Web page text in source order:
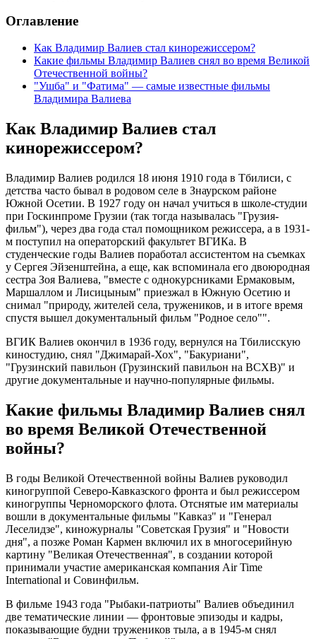
Оглавление
Как Владимир Валиев стал кинорежиссером?
Какие фильмы Владимир Валиев снял во время Великой
Отечественной войны?
"Ушба" и "Фатима" — самые известные фильмы
Владимира Валиева
Как Владимир Валиев стал
кинорежиссером?
Владимир Валиев родился 18 июня 1910 года в Тбилиси, с
детства часто бывал в родовом селе в Знаурском районе
Южной Осетии. В 1927 году он начал учиться в школе-студии
при Госкинпроме Грузии (так тогда называлась "Грузия-
фильм"), через два года стал помощником режиссера, а в 1931-
м поступил на операторский факультет ВГИКа. В
студенческие годы Валиев поработал ассистентом на съемках
у Сергея Эйзенштейна, а еще, как вспоминала его двоюродная
сестра Зоя Валиева, "вместе с однокурсниками Ермаковым,
Маршаллом и Лисицыным" приезжал в Южную Осетию и
снимал "природу, жителей села, тружеников, и в итоге время
спустя вышел документальный фильм "Родное село"".
ВГИК Валиев окончил в 1936 году, вернулся на Тбилисскую
киностудию, снял "Джимарай-Хох", "Бакуриани",
"Грузинский павильон (Грузинский павильон на ВСХВ)" и
другие документальные и научно-популярные фильмы.
Какие фильмы Владимир Валиев снял
во время Великой Отечественной
войны?
В годы Великой Отечественной войны Валиев руководил
киногруппой Северо-Кавказского фронта и был режиссером
киногруппы Черноморского флота. Отснятые им материалы
вошли в документальные фильмы "Кавказ" и "Генерал
Леселидзе", киножурналы "Советская Грузия" и "Новости
дня", а позже Роман Кармен включил их в многосерийную
картину "Великая Отечественная", в создании которой
принимали участие американская компания Air Time
International и Совинфильм.
В фильме 1943 года "Рыбаки-патриоты" Валиев объединил
две тематические линии — фронтовые эпизоды и кадры,
показывающие будни тружеников тыла, а в 1945-м снял